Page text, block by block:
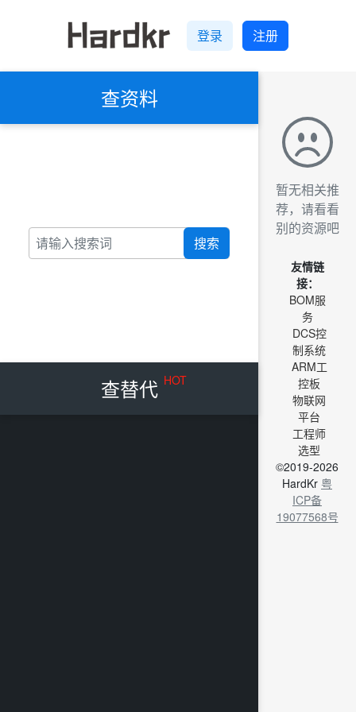
登录 注册
查资料
搜索
查替代 HOT
暂无相关推
荐，请看看
别的资源吧
友情链
接：
BOM服
务
DCS控
制系统
ARM工
控板
物联网
平台
工程师
选型
©2019-2026
HardKr 粤
ICP备
19077568号